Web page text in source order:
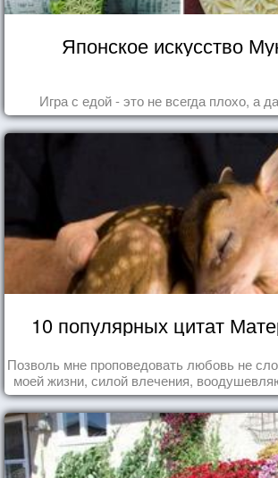
Японское искусство
Игра с едой - это не всегда плохо, а
10 популярных цитат
Позволь мне проповедовать любовь не
моей жизни, силой влечения,